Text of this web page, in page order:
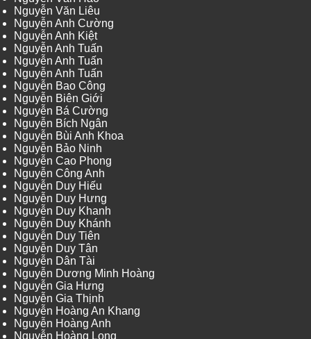
Nguyễn Văn Liêu
Nguyễn Anh Cường
Nguyễn Anh Kiệt
Nguyễn Anh Tuấn
Nguyễn Anh Tuấn
Nguyễn Anh Tuấn
Nguyễn Bao Công
Nguyễn Biên Giới
Nguyễn Bá Cường
Nguyễn Bích Ngân
Nguyễn Bùi Anh Khoa
Nguyễn Bảo Ninh
Nguyễn Cao Phong
Nguyễn Công Anh
Nguyễn Duy Hiếu
Nguyễn Duy Hưng
Nguyễn Duy Khanh
Nguyễn Duy Khánh
Nguyễn Duy Tiên
Nguyễn Duy Tân
Nguyễn Dân Tài
Nguyễn Dương Minh Hoàng
Nguyễn Gia Hưng
Nguyễn Gia Thịnh
Nguyễn Hoàng An Khang
Nguyễn Hoàng Anh
Nguyễn Hoàng Long